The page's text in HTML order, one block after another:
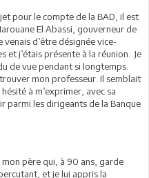
pour le compte de la BAD, il est
El Abassi, gouverneur de
venais d’être désignée vice-
et j’étais présente à la réunion. Je
de vue pendant si longtemps.
mon professeur. Il semblait
à m’exprimer, avec sa
parmi les dirigeants de la Banque
père qui, à 90 ans, garde
et je lui appris la